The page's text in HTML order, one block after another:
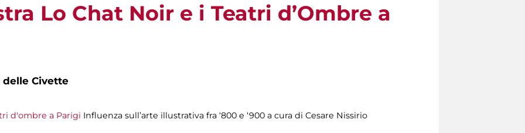
Lo Chat Noir e i Teatri d’Ombre a
delle Civette
d'ombre a Parigi Influenza sull’arte illustrativa fra ‘800 e ‘900 a cura di Cesare Nissirio